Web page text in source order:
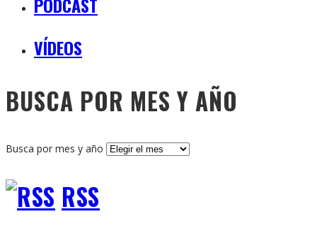
VÍDEOS
BUSCA POR MES Y AÑO
Busca por mes y año
RSS